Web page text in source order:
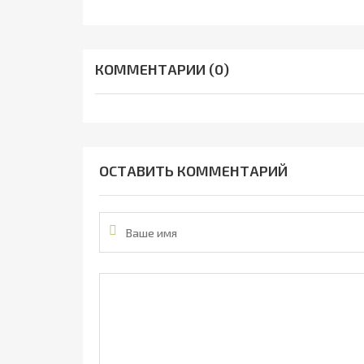
КОММЕНТАРИИ (0)
ОСТАВИТЬ КОММЕНТАРИЙ